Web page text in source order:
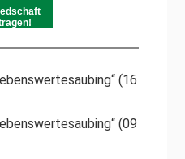
(16
(09